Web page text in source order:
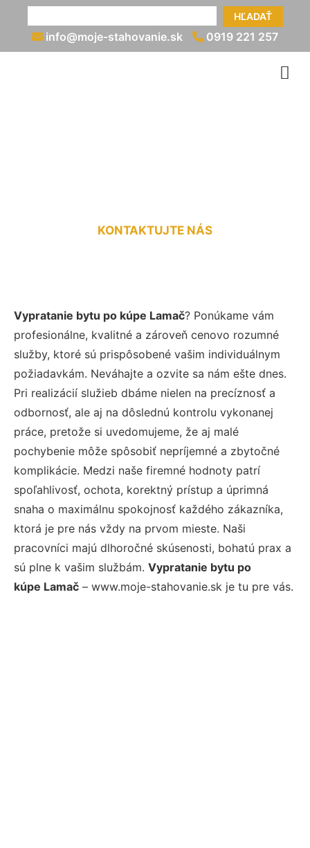
HĽADAŤ
info@moje-stahovanie.sk 0919 221 257
KONTAKTUJTE NÁS
Vypratanie bytu po kúpe Lamač? Ponúkame vám
profesionálne, kvalitné a zároveň cenovo rozumné
služby, ktoré sú prispôsobené vašim individuálnym
požiadavkám. Neváhajte a ozvite sa nám ešte dnes.
Pri realizácií služieb dbáme nielen na precíznosť a
odbornosť, ale aj na dôslednú kontrolu vykonanej
práce, pretože si uvedomujeme, že aj malé
pochybenie môže spôsobiť nepríjemné a zbytočné
komplikácie. Medzi naše firemné hodnoty patrí
spoľahlivosť, ochota, korektný prístup a úprimná
snaha o maximálnu spokojnosť každého zákazníka,
ktorá je pre nás vždy na prvom mieste. Naši
pracovníci majú dlhoročné skúsenosti, bohatú prax a
sú plne k vašim službám. Vypratanie bytu po
kúpe Lamač – www.moje-stahovanie.sk je tu pre vás.